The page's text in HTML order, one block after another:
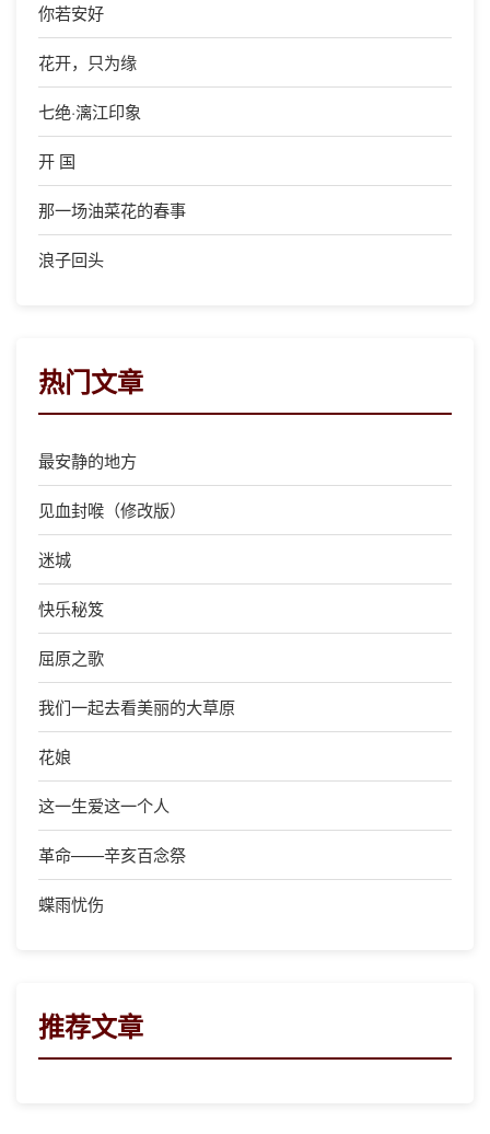
你若安好
花开，只为缘
七绝·漓江印象
开 国
那一场油菜花的春事
浪子回头
热门文章
最安静的地方
见血封喉（修改版）
迷城
快乐秘笈
屈原之歌
我们一起去看美丽的大草原
花娘
这一生爱这一个人
革命——辛亥百念祭
蝶雨忧伤
推荐文章